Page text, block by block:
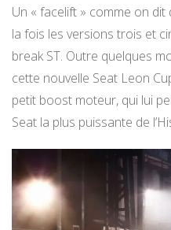
Un « facelift » comme on
la fois les versions trois et
break ST. Outre quelques
cette nouvelle Seat Leon
petit boost moteur, qui lui
Seat la plus puissante de